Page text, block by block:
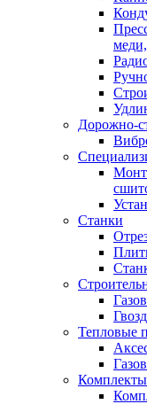
Дорожно-
Станки
Тепловые
Комплекты